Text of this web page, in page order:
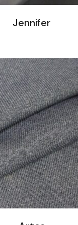
Jennifer